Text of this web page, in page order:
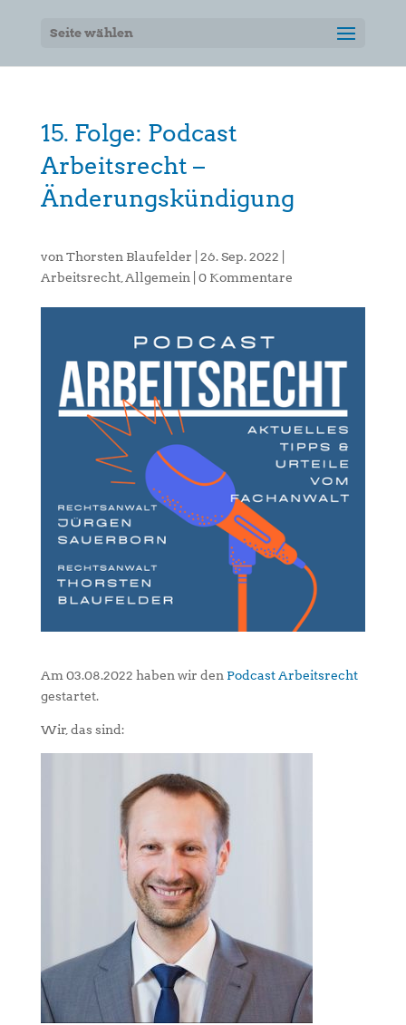
Seite wählen
15. Folge: Podcast
Arbeitsrecht –
Änderungskündigung
von Thorsten Blaufelder 26. Sep. 2022
Arbeitsrecht, Allgemein 0 Kommentare
Am 03.08.2022 haben wir den Podcast Arbeitsrecht
gestartet.
Wir, das sind: